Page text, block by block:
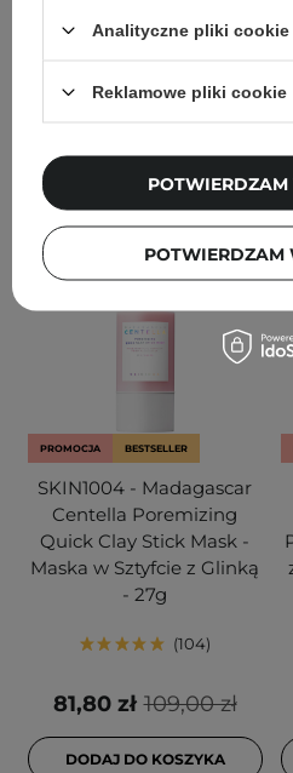
PROMOCJA BESTSELLER
SKIN1004 - Madagascar
Centella Poremizing
Quick Clay Stick Mask -
Maska w Sztyfcie z Glinką
- 27g
104
109,00 zł
81,80 zł
DODAJ DO KOSZYKA
Analityczne pliki cookie
Reklamowe pliki cookie
POTWIERDZAM
POTWIERDZAM